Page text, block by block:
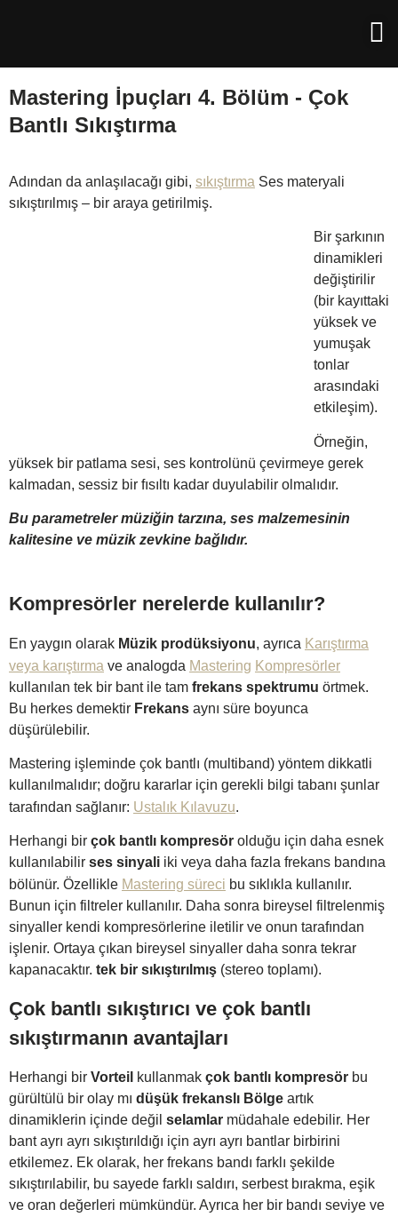
Mastering İpuçları 4. Bölüm - Çok
Bantlı Sıkıştırma
Adından da anlaşılacağı gibi, sıkıştırma Ses materyali
sıkıştırılmış – bir araya getirilmiş.
Bir şarkının
dinamikleri
değiştirilir
(bir kayıttaki
yüksek ve
yumuşak
tonlar
arasındaki
etkileşim).
Örneğin,
yüksek bir patlama sesi, ses kontrolünü çevirmeye gerek
kalmadan, sessiz bir fısıltı kadar duyulabilir olmalıdır.
Bu parametreler müziğin tarzına, ses malzemesinin
kalitesine ve müzik zevkine bağlıdır.
Kompresörler nerelerde kullanılır?
En yaygın olarak Müzik prodüksiyonu, ayrıca Karıştırma
veya karıştırma ve analogda Mastering Kompresörler
kullanılan tek bir bant ile tam frekans spektrumu örtmek.
Bu herkes demektir Frekans aynı süre boyunca
düşürülebilir.
Mastering işleminde çok bantlı (multiband) yöntem dikkatli
kullanılmalıdır; doğru kararlar için gerekli bilgi tabanı şunlar
tarafından sağlanır: Ustalık Kılavuzu.
Herhangi bir çok bantlı kompresör olduğu için daha esnek
kullanılabilir ses sinyali iki veya daha fazla frekans bandına
bölünür. Özellikle Mastering süreci bu sıklıkla kullanılır.
Bunun için filtreler kullanılır. Daha sonra bireysel filtrelenmiş
sinyaller kendi kompresörlerine iletilir ve onun tarafından
işlenir. Ortaya çıkan bireysel sinyaller daha sonra tekrar
kapanacaktır. tek bir sıkıştırılmış (stereo toplamı).
Çok bantlı sıkıştırıcı ve çok bantlı
sıkıştırmanın avantajları
Herhangi bir Vorteil kullanmak çok bantlı kompresör bu
gürültülü bir olay mı düşük frekanslı Bölge artık
dinamiklerin içinde değil selamlar müdahale edebilir. Her
bant ayrı ayrı sıkıştırıldığı için ayrı ayrı bantlar birbirini
etkilemez. Ek olarak, her frekans bandı farklı şekilde
sıkıştırılabilir, bu sayede farklı saldırı, serbest bırakma, eşik
ve oran değerleri mümkündür. Ayrıca her bir bandı seviye ve